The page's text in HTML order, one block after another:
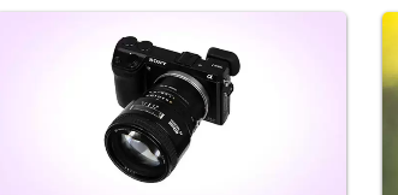
ا
و
ت
ل
ن
ز